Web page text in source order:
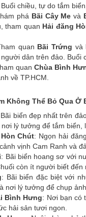
chiều, tự do tắm
phá Bãi Cây Me và
tham quan Hải đăng
quan Bãi Trứng và
dân trên đảo. Buổi
quan Chùa Bình
về TP.HCM.
Không Thể Bỏ Qua Ở
biển đẹp nhất trên
lý tưởng để tắm biển,
Chút: Ngọn hải
vịnh Cam Ranh và
: Bãi biển hoang sơ với
còn ít người biết
: Bãi biển đặc biệt với
nơi lý tưởng để chụp
Bình Hưng: Nơi bạn có
hải sản tươi ngon.